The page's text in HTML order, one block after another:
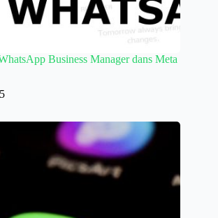
Business Manager dans Meta